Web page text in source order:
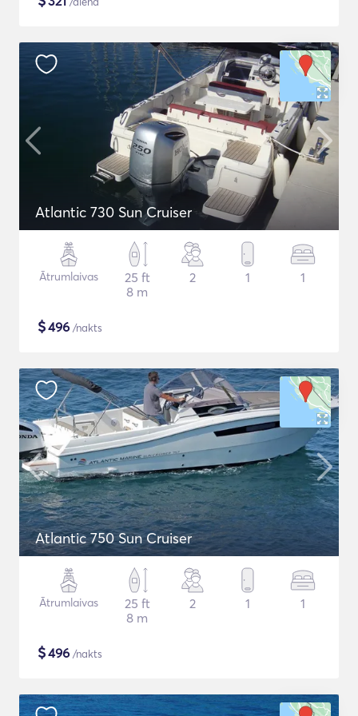
Atlantic 730 Sun Cruiser
Ātrumlaivas
25 ft
8 m
2 1 1
$496 /nakts
Atlantic 750 Sun Cruiser
Ātrumlaivas
25 ft
8 m
2 1 1
$496 /nakts